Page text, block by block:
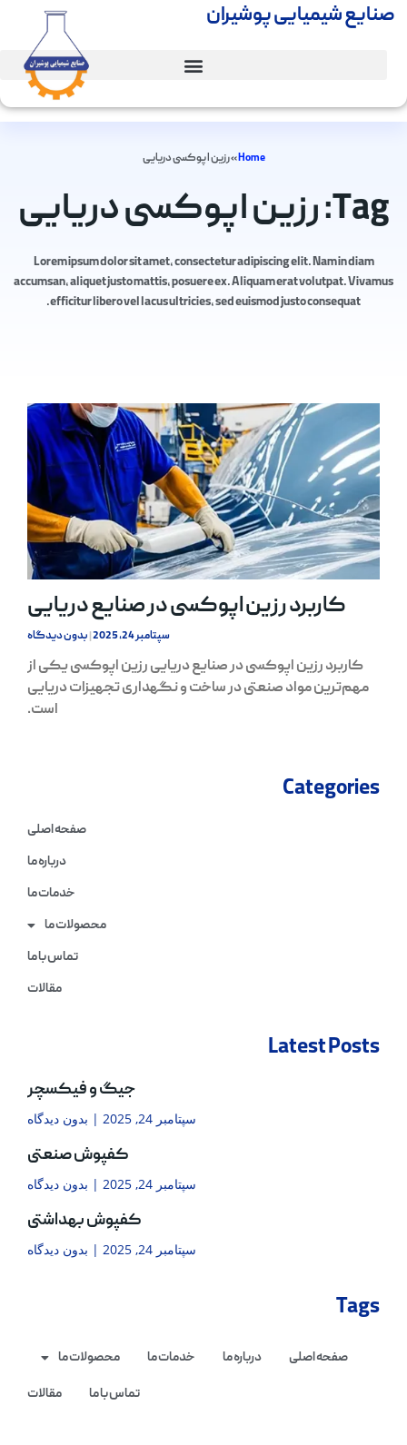
صنایع شیمیایی پوشیران
Home
»رزین اپوکسی دریایی
Tag: رزین اپوکسی دریایی
Lorem ipsum dolor sit amet, consectetur adipiscing elit. Nam in diam
accumsan, aliquet justo mattis, posuere ex. Aliquam erat volutpat. Vivamus
efficitur libero vel lacus ultricies, sed euismod justo consequat.
کاربرد رزین اپوکسی در صنایع دریایی
سپتامبر 24, 2025 بدون دیدگاه
کاربرد رزین اپوکسی در صنایع دریایی رزین اپوکسی یکی از
مهم‌ترین مواد صنعتی در ساخت و نگهداری تجهیزات دریایی
است.
Categories
صفحه اصلی
درباره ما
خدمات ما
محصولات ما
تماس با ما
مقالات
Latest Posts
جیگ و فیکسچر
سپتامبر 24, 2025 بدون دیدگاه
کفپوش صنعتی
سپتامبر 24, 2025 بدون دیدگاه
کفپوش بهداشتی
سپتامبر 24, 2025 بدون دیدگاه
Tags
صفحه اصلی درباره ما خدمات ما
محصولات ما
تماس با ما
مقالات